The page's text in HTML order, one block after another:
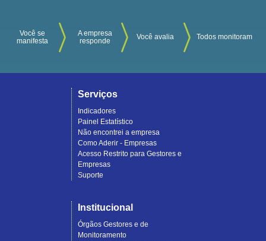
Você se
manifesta
A empresa
responde
Você avalia Todos monitoram
Serviços
Indicadores
Painel Estatístico
Não encontrei a empresa
Como Aderir - Empresas
Acesso Restrito para Gestores e
Empresas
Suporte
Institucional
Órgãos Gestores e de
Monitoramento